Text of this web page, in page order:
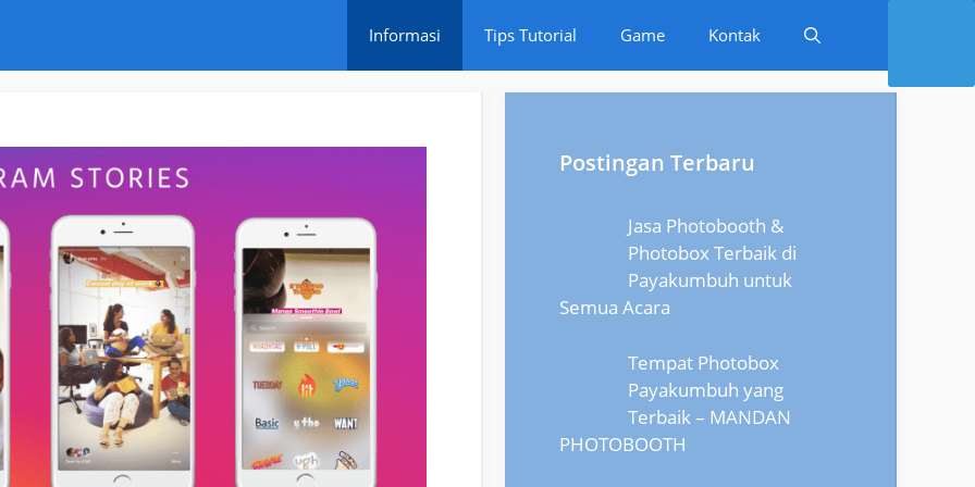
Informasi Tips Tutorial Game Kontak
Postingan Terbaru
Jasa Photobooth &
Photobox Terbaik di
Payakumbuh untuk
Semua Acara
Tempat Photobox
Payakumbuh yang
Terbaik – MANDAN
PHOTOBOOTH